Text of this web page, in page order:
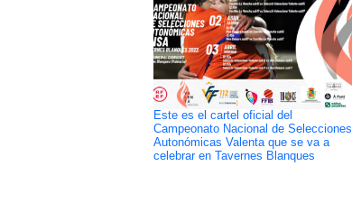
Este es el cartel oficial del
Campeonato Nacional de Selecciones
Autonómicas Valenta que se va a
celebrar en Tavernes Blanques